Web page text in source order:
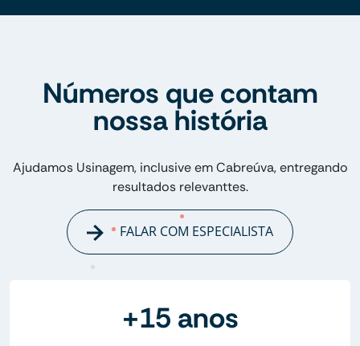
Números que contam
nossa história
Ajudamos Usinagem, inclusive em Cabreúva, entregando
resultados relevanttes.
FALAR COM ESPECIALISTA
+15 anos